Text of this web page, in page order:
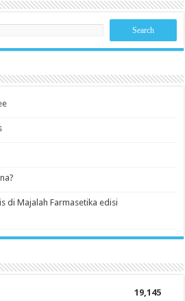
di Majalah Farmasetika edisi
19,145